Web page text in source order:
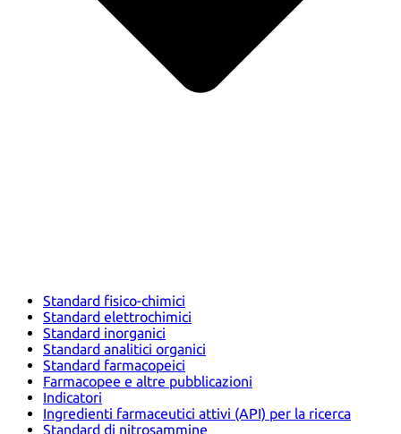
Standard fisico-chimici
Standard elettrochimici
Standard inorganici
Standard analitici organici
Standard farmacopeici
Farmacopee e altre pubblicazioni
Indicatori
Ingredienti farmaceutici attivi (API) per la ricerca
Standard di nitrosammine